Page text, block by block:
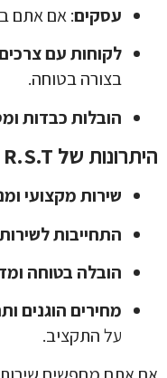
עסקים: אם אתם
לקוחות עם
בצורה בטוחה.
הובלות כבדות
היתרונות של R.S.T לוגיסטיקה בשירות הובלה ברמת גן
שירות מקצועי
התחייבות
הובלה בטוחה
מחירים הוגנים
על התקציב.